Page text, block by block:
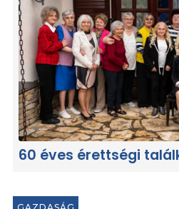
60 éves érettségi